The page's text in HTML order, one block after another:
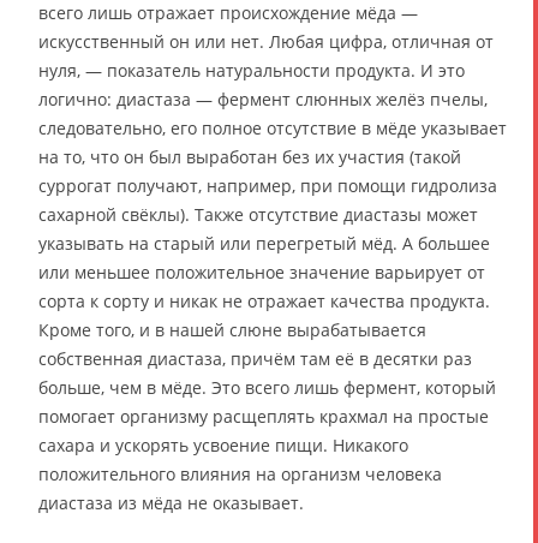
всего лишь отражает происхождение мёда —
искусственный он или нет. Любая цифра, отличная от
нуля, — показатель натуральности продукта. И это
логично: диастаза — фермент слюнных желёз пчелы,
следовательно, его полное отсутствие в мёде указывает
на то, что он был выработан без их участия (такой
суррогат получают, например, при помощи гидролиза
сахарной свёклы). Также отсутствие диастазы может
указывать на старый или перегретый мёд. А большее
или меньшее положительное значение варьирует от
сорта к сорту и никак не отражает качества продукта.
Кроме того, и в нашей слюне вырабатывается
собственная диастаза, причём там её в десятки раз
больше, чем в мёде. Это всего лишь фермент, который
помогает организму расщеплять крахмал на простые
сахара и ускорять усвоение пищи. Никакого
положительного влияния на организм человека
диастаза из мёда не оказывает.